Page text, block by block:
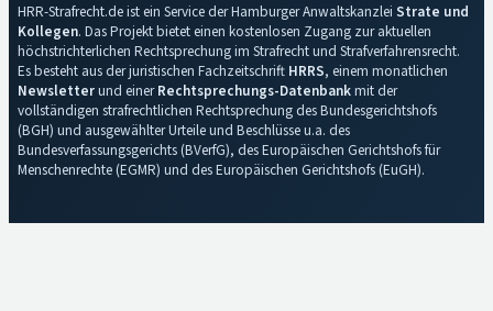
HRR-Strafrecht.de ist ein Service der Hamburger Anwaltskanzlei Strate und
Kollegen. Das Projekt bietet einen kostenlosen Zugang zur aktuellen
höchstrichterlichen Rechtsprechung im Strafrecht und Strafverfahrensrecht.
Es besteht aus der juristischen Fachzeitschrift HRRS, einem monatlichen
Newsletterund einerRechtsprechungs-Datenbankmit der
vollständigen strafrechtlichen Rechtsprechung des Bundesgerichtshofs
(BGH) und ausgewählter Urteile und Beschlüsse u.a. des
Bundesverfassungsgerichts (BVerfG), des Europäischen Gerichtshofs für
Menschenrechte (EGMR) und des Europäischen Gerichtshofs (EuGH).